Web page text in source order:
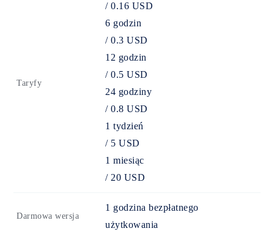
Taryfy
/ 0.16 USD
6 godzin
/ 0.3 USD
12 godzin
/ 0.5 USD
24 godziny
/ 0.8 USD
1 tydzień
/ 5 USD
1 miesiąc
/ 20 USD
Darmowa wersja
1 godzina bezpłatnego
użytkowania